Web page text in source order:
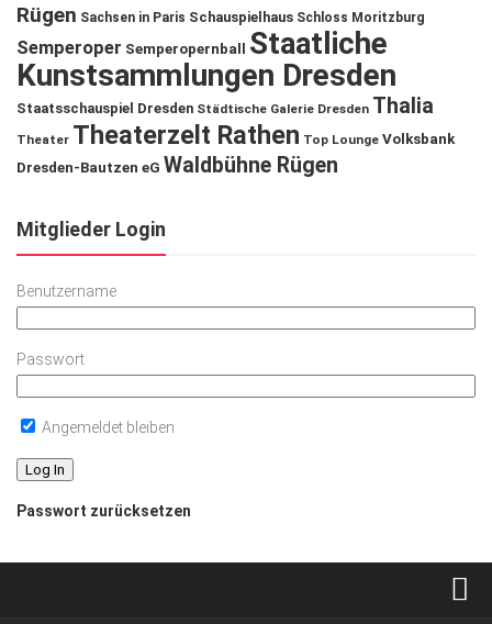
Rügen Sachsen in Paris Schauspielhaus Schloss Moritzburg
Semperoper Semperopernball
Staatliche
Kunstsammlungen Dresden
Staatsschauspiel Dresden Städtische Galerie Dresden Thalia
Theater Theaterzelt Rathen Top Lounge Volksbank
Dresden-Bautzen eG Waldbühne Rügen
Mitglieder Login
Benutzername
Passwort
Angemeldet bleiben
Passwort zurücksetzen